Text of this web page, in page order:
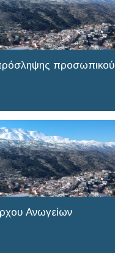
προσωπικού
Ανωγείων